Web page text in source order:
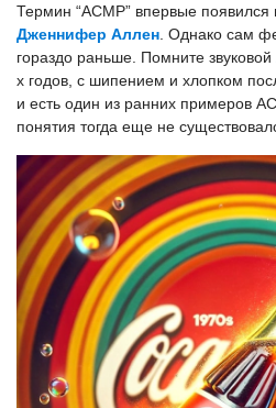
Термин “АСМР” впервые появился
Дженнифер Аллен . Однако сам
гораздо раньше. Помните звуковой
х годов, с шипением и хлопком
и есть один из ранних примеров
понятия тогда еще не